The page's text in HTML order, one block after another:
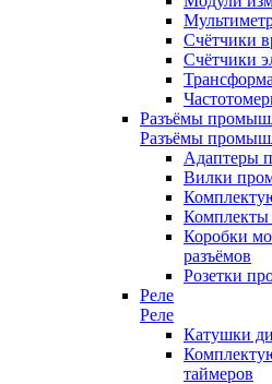
Счётчики
Счётчики
Разъёмы
Разъёмы
Адаптеры
Вилки
Комплекты
Коробки
разъёмов
Розетки
Реле
Реле
Катушки
таймеров